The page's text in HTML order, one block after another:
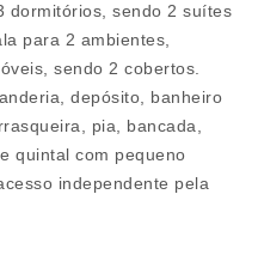
dormitórios, sendo 2 suítes
para 2 ambientes,
sendo 2 cobertos.
depósito, banheiro
pia, bancada,
quintal com pequeno
independente pela